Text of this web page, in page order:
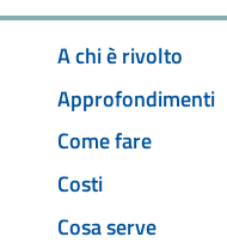
A chi è rivolto
Approfondimenti
Come fare
Costi
Cosa serve